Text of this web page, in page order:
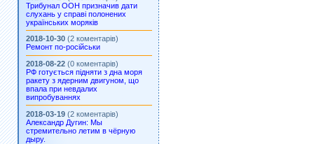
Трибунал ООН призначив дати
слухань у справі полонених
українських моряків
2018-10-30 (2 коментарів)
Ремонт по-російськи
2018-08-22 (0 коментарів)
РФ готується підняти з дна моря
ракету з ядерним двигуном, що
впала при невдалих
випробуваннях
2018-03-19 (2 коментарів)
Александр Дугин: Мы
стремительно летим в чёрную
дыру.